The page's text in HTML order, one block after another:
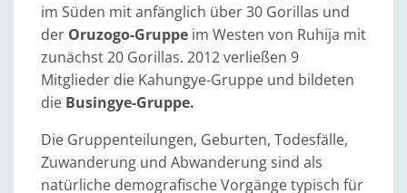
im Süden mit anfänglich über 30 Gorillas und
der Oruzogo-Gruppe im Westen von Ruhija mit
zunächst 20 Gorillas. 2012 verließen 9
Mitglieder die Kahungye-Gruppe und bildeten
die Busingye-Gruppe.
Die Gruppenteilungen, Geburten, Todesfälle,
Zuwanderung und Abwanderung sind als
natürliche demografische Vorgänge typisch für